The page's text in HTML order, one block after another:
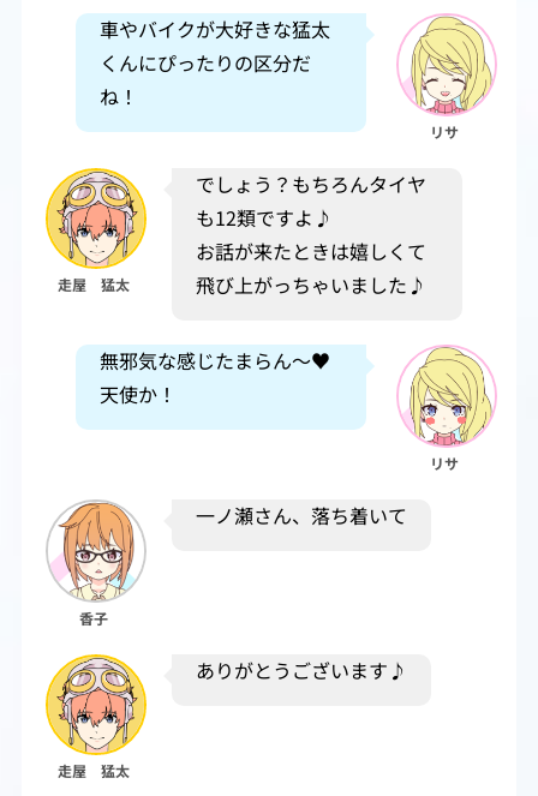
車やバイクが大好きな猛太
くんにぴったりの区分だ
ね！
リサ
走屋 猛太
でしょう？もちろんタイヤ
も12類ですよ♪
お話が来たときは嬉しくて
飛び上がっちゃいました♪
無邪気な感じたまらん～♥
天使か！
リサ
香子
一ノ瀬さん、落ち着いて
走屋 猛太
ありがとうございます♪